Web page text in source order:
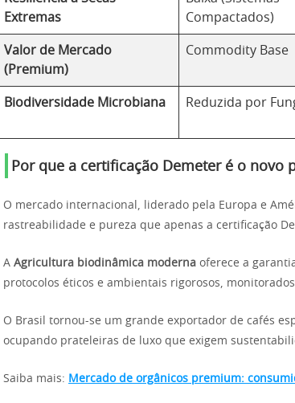
Extremas
Compactados)
Valor de Mercado
(Premium)
Commodity Base
Biodiversidade Microbiana Reduzida por
Por que a certificação Demeter é o novo
O mercado internacional, liderado pela Europa e
rastreabilidade e pureza que apenas a certificação
A Agricultura biodinâmica moderna oferece a
protocolos éticos e ambientais rigorosos,
O Brasil tornou-se um grande exportador de cafés
ocupando prateleiras de luxo que exigem
Saiba mais: Mercado de orgânicos premium: